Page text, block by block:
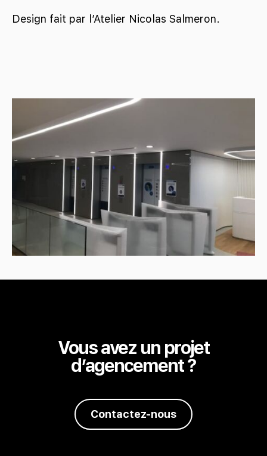
Design fait par l’Atelier Nicolas Salmeron.
Vous avez un projet
d’agencement ?
Contactez-nous
Notre entreprise
Réalisations
Recrutement